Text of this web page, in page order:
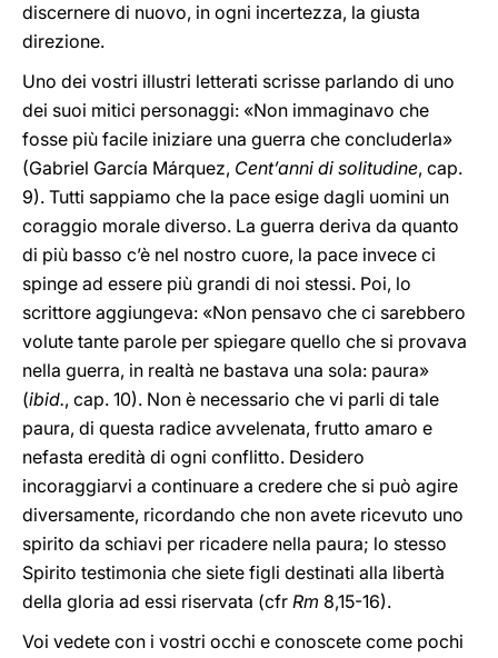
discernere di nuovo, in ogni incertezza, la giusta
direzione.
Uno dei vostri illustri letterati scrisse parlando di uno
dei suoi mitici personaggi: «Non immaginavo che
fosse più facile iniziare una guerra che concluderla»
(Gabriel García Márquez, Cent’anni di solitudine, cap.
9). Tutti sappiamo che la pace esige dagli uomini un
coraggio morale diverso. La guerra deriva da quanto
di più basso c’è nel nostro cuore, la pace invece ci
spinge ad essere più grandi di noi stessi. Poi, lo
scrittore aggiungeva: «Non pensavo che ci sarebbero
volute tante parole per spiegare quello che si provava
nella guerra, in realtà ne bastava una sola: paura»
(ibid., cap. 10). Non è necessario che vi parli di tale
paura, di questa radice avvelenata, frutto amaro e
nefasta eredità di ogni conflitto. Desidero
incoraggiarvi a continuare a credere che si può agire
diversamente, ricordando che non avete ricevuto uno
spirito da schiavi per ricadere nella paura; lo stesso
Spirito testimonia che siete figli destinati alla libertà
della gloria ad essi riservata (cfr Rm 8,15-16).
Voi vedete con i vostri occhi e conoscete come pochi